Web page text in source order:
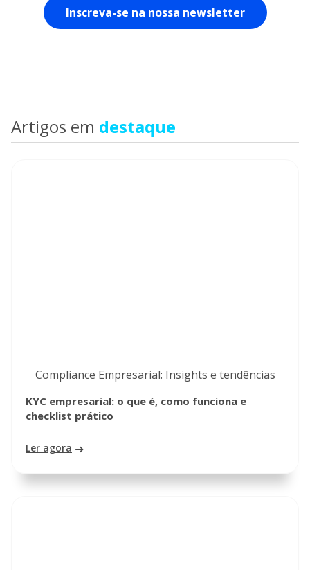
Artigos em destaque
Compliance Empresarial: Insights e tendências
KYC empresarial: o que é, como funciona e
checklist prático
Ler agora